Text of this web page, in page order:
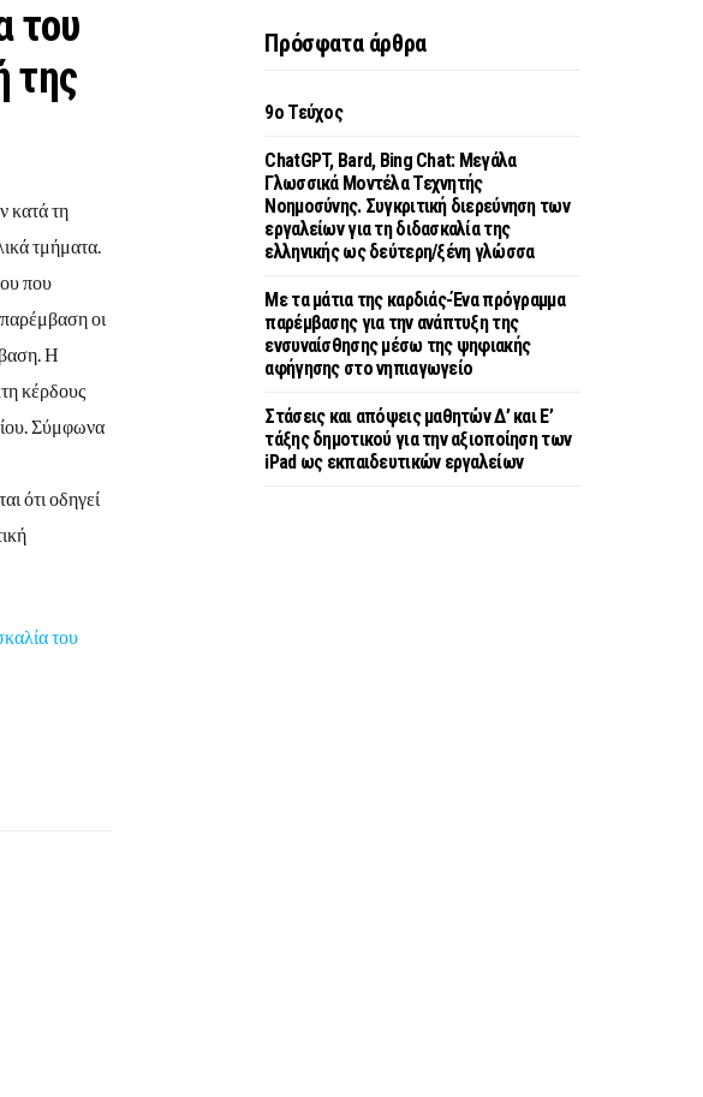
του
της
κατά τη
τμήματα.
που
οι
Η
κέρδους
Σύμφωνα
ότι οδηγεί
του
Πρόσφατα άρθρα
9o Τεύχος
ChatGPT, Bard, Bing Chat: Μεγάλα
Γλωσσικά Μοντέλα Τεχνητής
Νοημοσύνης. Συγκριτική διερεύνηση των
εργαλείων για τη διδασκαλία της
ελληνικής ως δεύτερη/ξένη γλώσσα
Με τα μάτια της καρδιάς-Ένα πρόγραμμα
παρέμβασης για την ανάπτυξη της
ενσυναίσθησης μέσω της ψηφιακής
αφήγησης στο νηπιαγωγείο
Στάσεις και απόψεις μαθητών Δ’ και Ε’
τάξης δημοτικού για την αξιοποίηση των
iPad ως εκπαιδευτικών εργαλείων